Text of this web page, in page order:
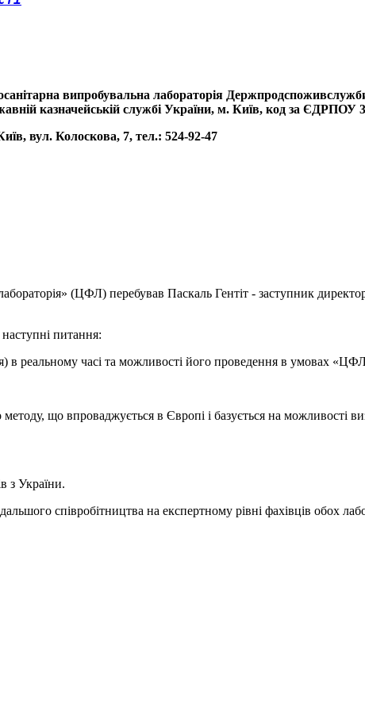
випробувальна лабораторія
казначейській службі України, м. Київ, код за ЄДРПОУ
вул. Колоскова, 7, тел.: 524-92-47
(ЦФЛ) перебував Паскаль Гентіт - заступник
питання:
в реальному часі та можливості його проведення в умовах
що впроваджується в Європі і базується на можливості
з України.
співробітництва на експертному рівні фахівців обох